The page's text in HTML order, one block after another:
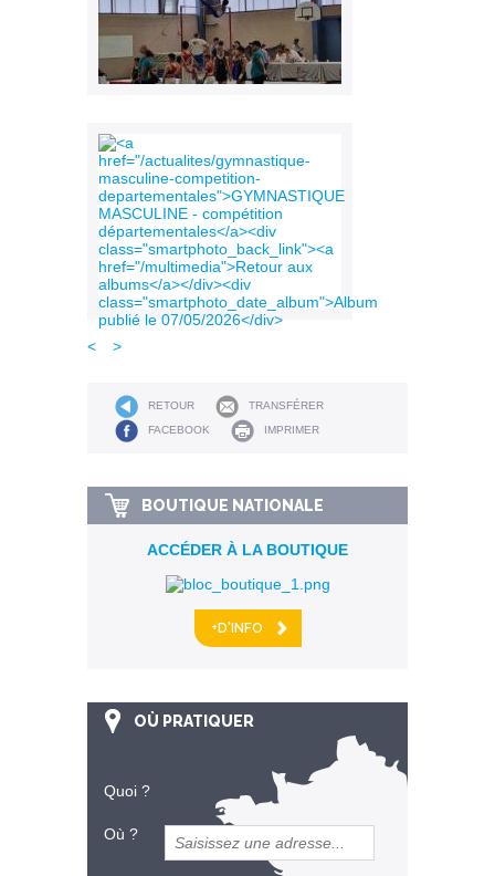
< >
RETOUR
TRANSFÉRER
FACEBOOK
IMPRIMER
BOUTIQUE NATIONALE
ACCÉDER À LA BOUTIQUE
+D'INFO
OÙ PRATIQUER
Quoi ?
Où ?